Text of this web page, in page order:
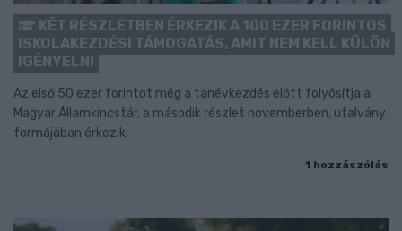
KÉT RÉSZLETBEN ÉRKEZIK A 100 EZER FORINTOS
ISKOLAKEZDÉSI TÁMOGATÁS, AMIT NEM KELL KÜLÖN
IGÉNYELNI
Az első 50 ezer forintot még a tanévkezdés előtt folyósítja a
Magyar Államkincstár, a második részlet novemberben, utalvány
formájában érkezik.
1 hozzászólás